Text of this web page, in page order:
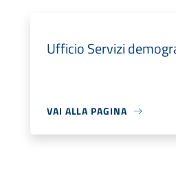
Ufficio Servizi
VAI ALLA PAGINA